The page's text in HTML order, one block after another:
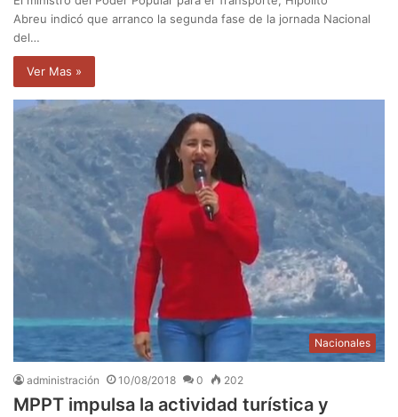
Abreu indicó que arranco la segunda fase de la jornada Nacional
del…
Ver Mas »
Nacionales
administración 10/08/2018 0 202
MPPT impulsa la actividad turística y